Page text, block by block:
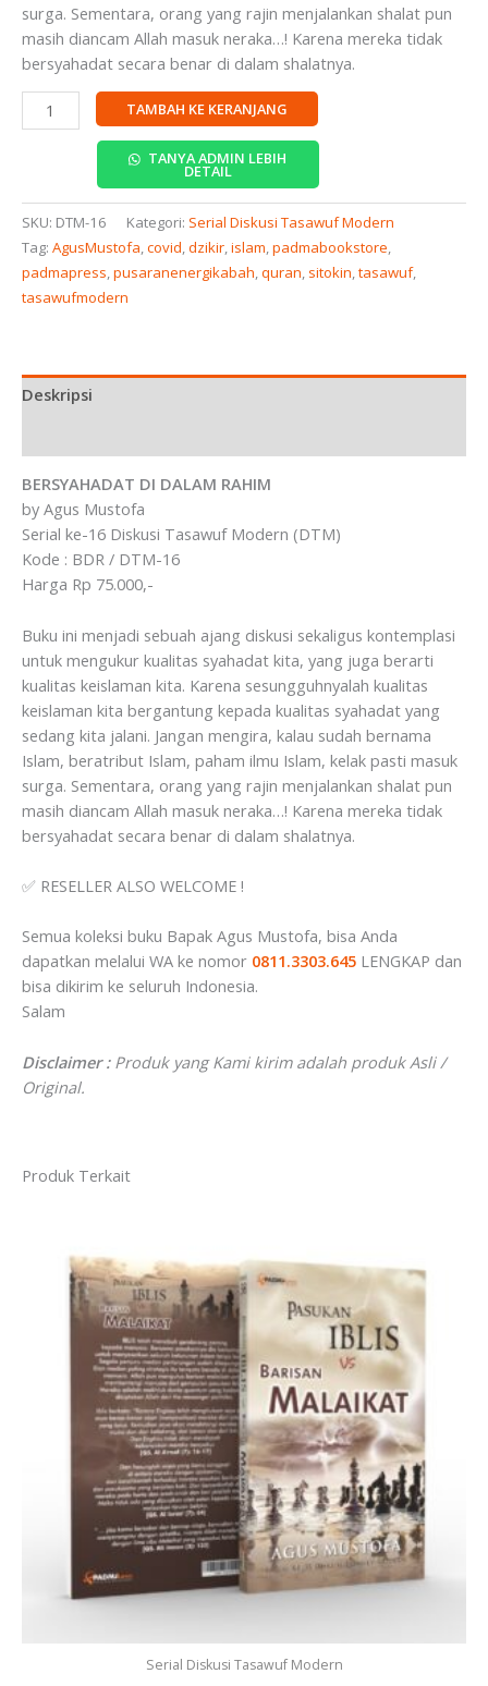
surga. Sementara, orang yang rajin menjalankan shalat pun
masih diancam Allah masuk neraka…! Karena mereka tidak
bersyahadat secara benar di dalam shalatnya.
TAMBAH KE KERANJANG
TANYA ADMIN LEBIH
DETAIL
SKU: DTM-16 Kategori: Serial Diskusi Tasawuf Modern
Tag: AgusMustofa,covid,dzikir,islam,padmabookstore,
padmapress,pusaranenergikabah,quran, sitokin,tasawuf,
tasawufmodern
Deskripsi
BERSYAHADAT DI DALAM RAHIM
by Agus Mustofa
Serial ke-16 Diskusi Tasawuf Modern (DTM)
Kode : BDR / DTM-16
Harga Rp 75.000,-
Buku ini menjadi sebuah ajang diskusi sekaligus kontemplasi
untuk mengukur kualitas syahadat kita, yang juga berarti
kualitas keislaman kita. Karena sesungguhnyalah kualitas
keislaman kita bergantung kepada kualitas syahadat yang
sedang kita jalani. Jangan mengira, kalau sudah bernama
Islam, beratribut Islam, paham ilmu Islam, kelak pasti masuk
surga. Sementara, orang yang rajin menjalankan shalat pun
masih diancam Allah masuk neraka…! Karena mereka tidak
bersyahadat secara benar di dalam shalatnya.
✅ RESELLER ALSO WELCOME !
Semua koleksi buku Bapak Agus Mustofa, bisa Anda
dapatkan melalui⁣⁣⁣⁣⁣⁣⁣⁣⁣⁣⁣⁣⁣⁣⁣⁣⁣⁣⁣⁣⁣⁣⁣⁣ WA ke nomor 0811.3303.645 LENGKAP dan
bisa dikirim ⁣⁣⁣⁣⁣⁣⁣⁣⁣⁣⁣⁣⁣⁣⁣⁣⁣⁣⁣⁣⁣⁣⁣⁣⁣⁣⁣⁣⁣⁣⁣⁣⁣⁣⁣⁣⁣⁣ke seluruh Indonesia. ⁣⁣⁣⁣⁣⁣⁣⁣⁣⁣⁣⁣⁣⁣⁣⁣⁣⁣⁣⁣⁣⁣⁣⁣⁣⁣⁣⁣⁣⁣⁣⁣⁣⁣⁣⁣⁣⁣
Salam
Disclaimer :Produk yang Kami kirim adalah produk Asli /
Original.
Produk Terkait
Serial Diskusi Tasawuf Modern